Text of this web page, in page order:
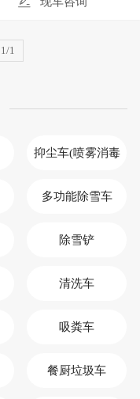
1/1
抑尘车(喷雾消毒
多功能除雪车
除雪铲
清洗车
吸粪车
餐厨垃圾车